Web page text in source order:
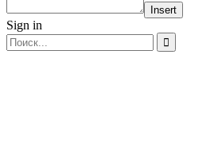
Insert
Sign in